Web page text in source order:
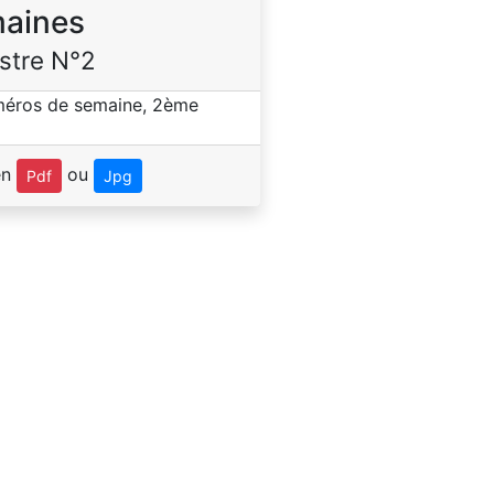
N°2
Pdf ou Jpg